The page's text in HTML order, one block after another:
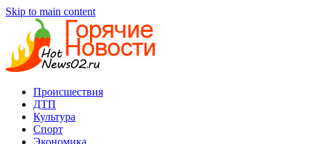
Skip to main content
Происшествия
ДТП
Культура
Спорт
Экономика